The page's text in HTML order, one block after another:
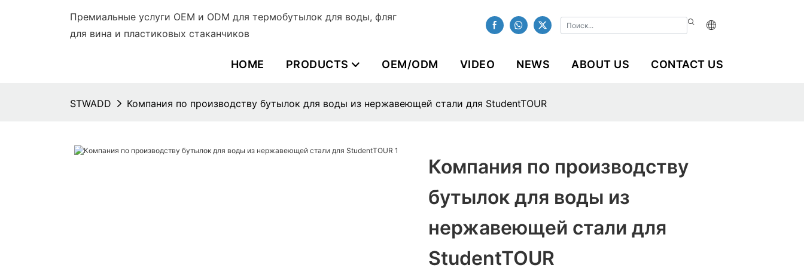
Премиальные услуги OEM и ODM для термобутылок для воды, фляг
для вина и пластиковых стаканчиков
HOME PRODUCTS OEM/ODM VIDEO NEWS ABOUT US CONTACT US
STWADD Компания по производству бутылок для воды из нержавеющей стали для StudentTOUR
Компания по производству
бутылок для воды из
нержавеющей стали для
StudentTOUR